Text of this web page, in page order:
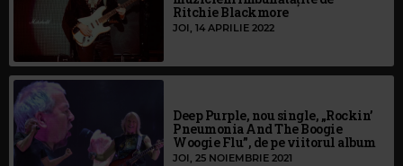
Ritchie Blackmore
JOI, 14 APRILIE 2022
Deep Purple, nou single, „Rockin’
Pneumonia And The Boogie
Woogie Flu”, de pe viitorul album
JOI, 25 NOIEMBRIE 2021